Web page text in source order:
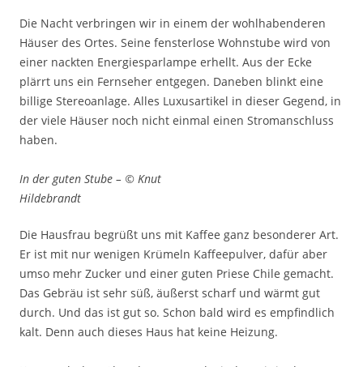
Die Nacht verbringen wir in einem der wohlhabenderen
Häuser des Ortes. Seine fensterlose Wohnstube wird von
einer nackten Energiesparlampe erhellt. Aus der Ecke
plärrt uns ein Fernseher entgegen. Daneben blinkt eine
billige Stereoanlage. Alles Luxusartikel in dieser Gegend, in
der viele Häuser noch nicht einmal einen Stromanschluss
haben.
In der guten Stube – © Knut
Hildebrandt
Die Hausfrau begrüßt uns mit Kaffee ganz besonderer Art.
Er ist mit nur wenigen Krümeln Kaffeepulver, dafür aber
umso mehr Zucker und einer guten Priese Chile gemacht.
Das Gebräu ist sehr süß, äußerst scharf und wärmt gut
durch. Und das ist gut so. Schon bald wird es empfindlich
kalt. Denn auch dieses Haus hat keine Heizung.